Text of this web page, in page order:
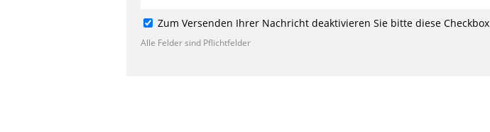
Zum Versenden Ihrer Nachricht deaktivieren Sie bitte diese Checkbox
Alle Felder sind Pflichtfelder